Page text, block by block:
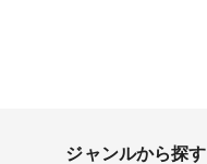
ジャンルから探す